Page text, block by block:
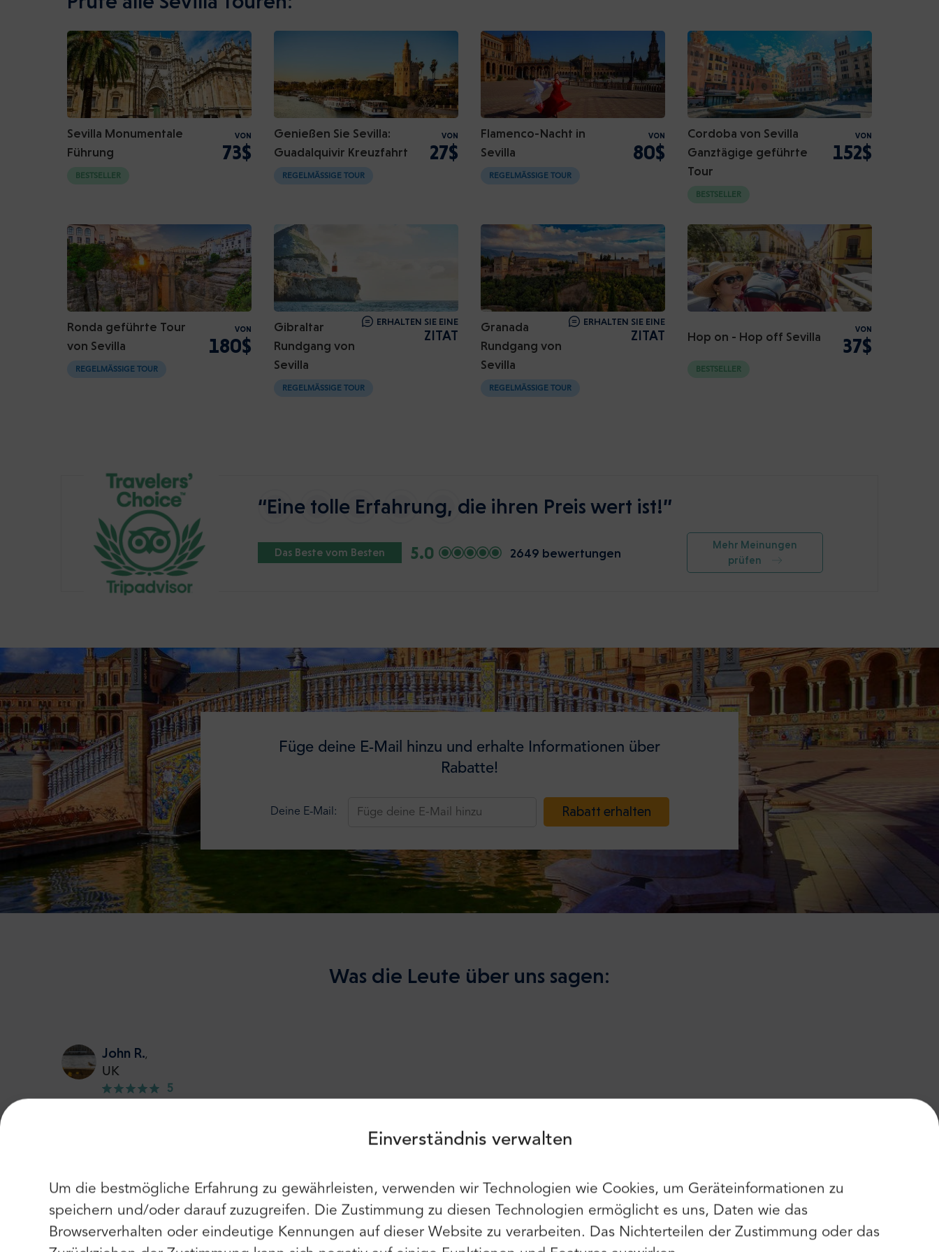
Einverständnis verwalten
Um die bestmögliche Erfahrung zu gewährleisten, verwenden wir Technologien wie Cookies, um Geräteinformationen zu
speichern und/oder darauf zuzugreifen. Die Zustimmung zu diesen Technologien ermöglicht es uns, Daten wie das
Browserverhalten oder eindeutige Kennungen auf dieser Website zu verarbeiten. Das Nichterteilen der Zustimmung oder das
Sevilla Monumentale
Führung
VON
73$
BESTSELLER
Genießen Sie Sevilla:
Guadalquivir Kreuzfahrt
VON
27$
REGELMÄSSIGE TOUR
Flamenco-Nacht in
Sevilla
VON
80$
REGELMÄSSIGE TOUR
Cordoba von Sevilla
Ganztägige geführte
Tour
VON
152$
BESTSELLER
Ronda geführte Tour
von Sevilla
VON
180$
REGELMÄSSIGE TOUR
Gibraltar
Rundgang von
Sevilla
ERHALTEN SIE EINE
ZITAT
REGELMÄSSIGE TOUR
Granada
Rundgang von
Sevilla
ERHALTEN SIE EINE
ZITAT
REGELMÄSSIGE TOUR
Hop on - Hop off Sevilla VON
37$
BESTSELLER
“Eine tolle Erfahrung, die ihren Preis wert ist!”
Das Beste vom Besten 5.0 2649 bewertungen
Mehr Meinungen
prüfen
Füge deine E-Mail hinzu und erhalte Informationen über
Rabatte!
Deine E-Mail: Rabatt erhalten
Was die Leute über uns sagen:
John R.,
UK
5
Ein belebter Flughafen, sehr modern und geräumig. Überall sieht es sauber und gut gepflegt aus.
Claire A.
5
Verwende weiterhin die folgenden:
Du kannst auch E-Mail und Passwort
verwenden:
E-Mail:
Vorname: